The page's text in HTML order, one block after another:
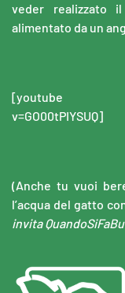
veder realizzato
alimentato da un
[youtube
v=GO00tPIYSUQ]
(Anche tu vuoi
l’acqua del gatto
invita